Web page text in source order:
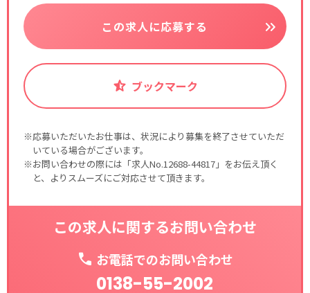
この求人に応募する
ブックマーク
※応募いただいたお仕事は、状況により募集を終了させていただ
いている場合がございます。
※お問い合わせの際には「求人No.12688-44817」をお伝え頂く
と、よりスムーズにご対応させて頂きます。
この求人に関するお問い合わせ
お電話でのお問い合わせ
0138-55-2002